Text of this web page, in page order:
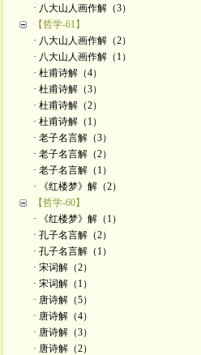
· 八大山人画作解（3）
【哲学-61】
· 八大山人画作解（2）
· 八大山人画作解（1）
· 杜甫诗解（4）
· 杜甫诗解（3）
· 杜甫诗解（2）
· 杜甫诗解（1）
· 老子名言解（3）
· 老子名言解（2）
· 老子名言解（1）
· 《红楼梦》解（2）
【哲学-60】
· 《红楼梦》解（1）
· 孔子名言解（2）
· 孔子名言解（1）
· 宋词解（2）
· 宋词解（1）
· 唐诗解（5）
· 唐诗解（4）
· 唐诗解（3）
· 唐诗解（2）